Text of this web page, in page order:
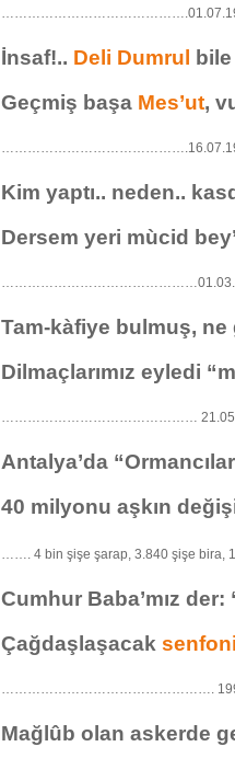
İnsaf!.. Deli Dumrul
Geçmiş başa Mes’ut,
Kim yaptı.. neden..
Dersem yeri mùcid
Tam-kàfiye bulmuş, ne
Dilmaçlarımız eyledi
………………………………………
Antalya’da
40 milyonu aşkın
……. 4 bin şişe şarap, 3.840 şişe bira,
Cumhur Baba’mız
Çağdaşlaşacaksenfoni
………………………………………….
Mağlûb olan askerde